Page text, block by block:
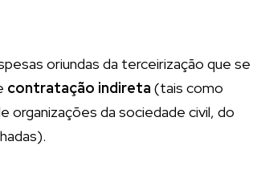
oriundas da terceirização que se
contratação indireta (tais como
organizações da sociedade civil, do